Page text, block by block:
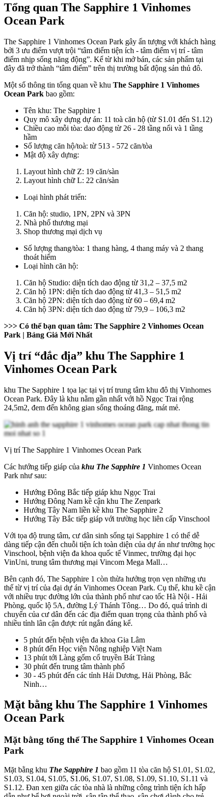
Tổng quan The Sapphire 1 Vinhomes
Ocean Park
The Sapphire 1 Vinhomes Ocean Park gây ấn tượng với khách hàng
bởi 3 ưu điểm vượt trội “tâm điểm tiện ích - tâm điểm vị trí - tâm
điểm nhịp sống năng động”. Kể từ khi mở bán, các sản phẩm tại
đây đã trở thành “tâm điểm” trên thị trường bất động sản thủ đô.
Một số thông tin tổng quan về khu The Sapphire 1 Vinhomes
Ocean Park bao gồm:
Tên khu: The Sapphire 1
Quy mô xây dựng dự án: 11 toà căn hộ (từ S1.01 đến S1.12)
Chiều cao mỗi tòa: dao động từ 26 - 28 tầng nổi và 1 tầng
hầm
Số lượng căn hộ/toà: từ 513 - 572 căn/tòa
Mật độ xây dựng:
Layout hình chữ Z: 19 căn/sàn
Layout hình chữ L: 22 căn/sàn
Loại hình phát triển:
Căn hộ: studio, 1PN, 2PN và 3PN
Nhà phố thương mại
Shop thương mại dịch vụ
Số lượng thang/tòa: 1 thang hàng, 4 thang máy và 2 thang
thoát hiểm
Loại hình căn hộ:
Căn hộ Studio: diện tích dao động từ 31,2 – 37,5 m2
Căn hộ 1PN: diện tích dao động từ 41,3 – 51,5 m2
Căn hộ 2PN: diện tích dao động từ 60 – 69,4 m2
Căn hộ 3PN: diện tích dao động từ 79,9 – 106,3 m2
>>> Có thể bạn quan tâm: The Sapphire 2 Vinhomes Ocean
Park | Bảng Giá Mới Nhất
Vị trí “đắc địa” khu The Sapphire 1
Vinhomes Ocean Park
khu The Sapphire 1 tọa lạc tại vị trí trung tâm khu đô thị Vinhomes
Ocean Park. Đây là khu nằm gần nhất với hồ Ngọc Trai rộng
24,5m2, đem đến không gian sống thoáng đãng, mát mẻ.
Vị trí The Sapphire 1 Vinhomes Ocean Park
Các hướng tiếp giáp của khu The Sapphire 1 Vinhomes Ocean
Park như sau:
Hướng Đông Bắc tiếp giáp khu Ngọc Trai
Hướng Đông Nam kề cận khu The Zenpark
Hướng Tây Nam liền kề khu The Sapphire 2
Hướng Tây Bắc tiếp giáp với trường học liên cấp Vinschool
Với tọa độ trung tâm, cư dân sinh sống tại Sapphire 1 có thể dễ
dàng tiếp cận đến chuỗi tiện ích toàn diện của dự án như trường học
Vinschool, bệnh viện đa khoa quốc tế Vinmec, trường đại học
VinUni, trung tâm thương mại Vincom Mega Mall…
Bên cạnh đó, The Sapphire 1 còn thừa hưởng trọn vẹn những ưu
thế từ vị trí của đại dự án Vinhomes Ocean Park. Cụ thể, khu kề cận
với nhiều trục đường lớn của thành phố như cao tốc Hà Nội - Hải
Phòng, quốc lộ 5A, đường Lý Thánh Tông… Do đó, quá trình di
chuyển của cư dân đến các địa điểm quan trọng của thành phố và
nhiều tỉnh lân cận được rút ngắn đáng kể.
5 phút đến bệnh viện đa khoa Gia Lâm
8 phút đến Học viện Nông nghiệp Việt Nam
13 phút tới Làng gốm cổ truyền Bát Tràng
30 phút đến trung tâm thành phố
30 - 45 phút đến các tỉnh Hải Dương, Hải Phòng, Bắc
Ninh…
Mặt bằng khu The Sapphire 1 Vinhomes
Ocean Park
Mặt bằng tổng thể The Sapphire 1 Vinhomes Ocean
Park
Mặt bằng khu The Sapphire 1 bao gồm 11 tòa căn hộ S1.01, S1.02,
S1.03, S1.04, S1.05, S1.06, S1.07, S1.08, S1.09, S1.10, S1.11 và
S1.12. Đan xen giữa các tòa nhà là những công trình tiện ích hấp